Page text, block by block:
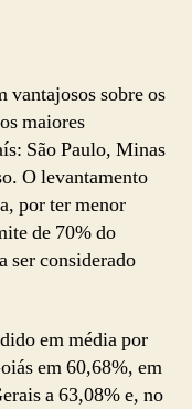
vantajosos sobre os
maiores
São Paulo, Minas
O levantamento
por ter menor
de 70% do
ser considerado
em média por
em 60,68%, em
a 63,08% e, no